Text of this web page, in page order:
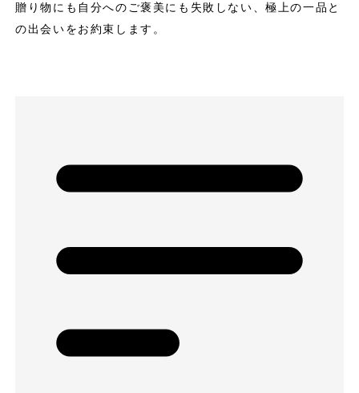
贈り物にも自分へのご褒美にも失敗しない、極上の一品と
の出会いをお約束します。